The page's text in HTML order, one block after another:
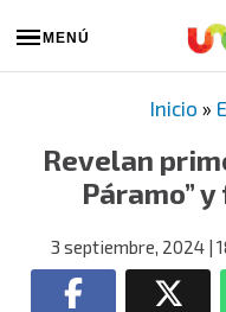
MENÚ
Inicio »
Revelan
Páramo”
3 septiembre, 2024 |